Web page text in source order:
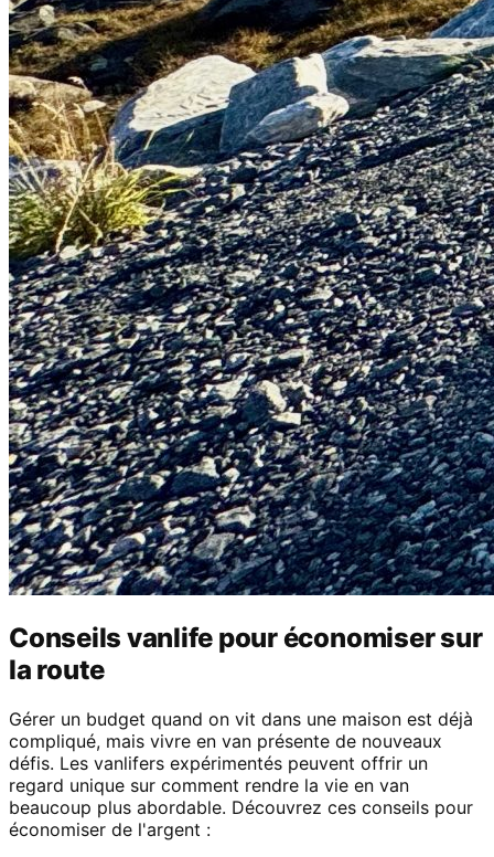
Conseils vanlife pour économiser sur
la route
Gérer un budget quand on vit dans une maison est déjà
compliqué, mais vivre en van présente de nouveaux
défis. Les vanlifers expérimentés peuvent offrir un
regard unique sur comment rendre la vie en van
beaucoup plus abordable. Découvrez ces conseils pour
économiser de l'argent :